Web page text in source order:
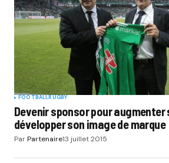
Your E-mail*
Submit Comment
FOOTBALLRUGBY
Devenir sponsor pour
développer son image de marque
ParPartenaire13 juillet 2015